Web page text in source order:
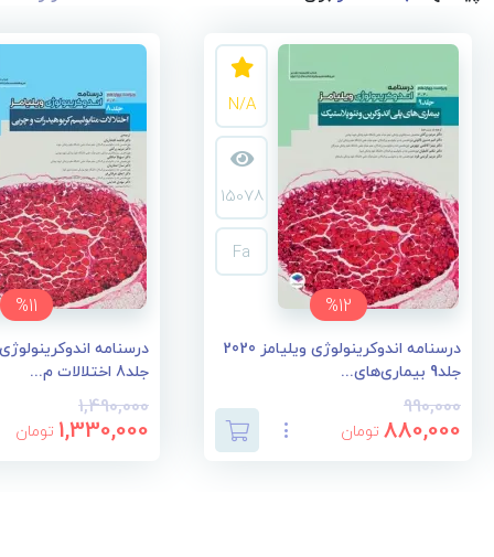
%12
N/A
15078
Fa
درسنامه اندوکرینولوژی ویلیامز 2020
جلد9 بیماری‌های...
990,000
880,000 تومان
%11
جلد8 اختلالات م...
1,490,000
1,330,000 تومان